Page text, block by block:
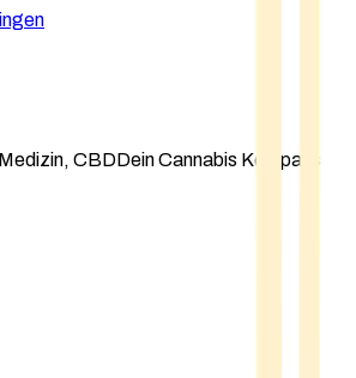
CBDDein Cannabis Kompass